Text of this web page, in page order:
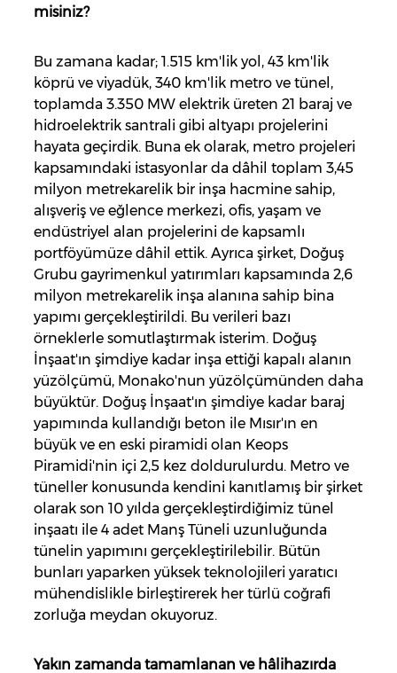
misiniz?
Bu zamana kadar; 1.515 km'lik yol, 43 km'lik
köprü ve viyadük, 340 km'lik metro ve tünel,
toplamda 3.350 MW elektrik üreten 21 baraj ve
hidroelektrik santrali gibi altyapı projelerini
hayata geçirdik. Buna ek olarak, metro projeleri
kapsamındaki istasyonlar da dâhil toplam 3,45
milyon metrekarelik bir inşa hacmine sahip,
alışveriş ve eğlence merkezi, ofis, yaşam ve
endüstriyel alan projelerini de kapsamlı
portföyümüze dâhil ettik. Ayrıca şirket, Doğuş
Grubu gayrimenkul yatırımları kapsamında 2,6
milyon metrekarelik inşa alanına sahip bina
yapımı gerçekleştirildi. Bu verileri bazı
örneklerle somutlaştırmak isterim. Doğuş
İnşaat'ın şimdiye kadar inşa ettiği kapalı alanın
yüzölçümü, Monako'nun yüzölçümünden daha
büyüktür. Doğuş İnşaat'ın şimdiye kadar baraj
yapımında kullandığı beton ile Mısır'ın en
büyük ve en eski piramidi olan Keops
Piramidi'nin içi 2,5 kez doldurulurdu. Metro ve
tüneller konusunda kendini kanıtlamış bir şirket
olarak son 10 yılda gerçekleştirdiğimiz tünel
inşaatı ile 4 adet Manş Tüneli uzunluğunda
tünelin yapımını gerçekleştirilebilir. Bütün
bunları yaparken yüksek teknolojileri yaratıcı
mühendislikle birleştirerek her türlü coğrafi
zorluğa meydan okuyoruz.
Yakın zamanda tamamlanan ve hâlihazırda